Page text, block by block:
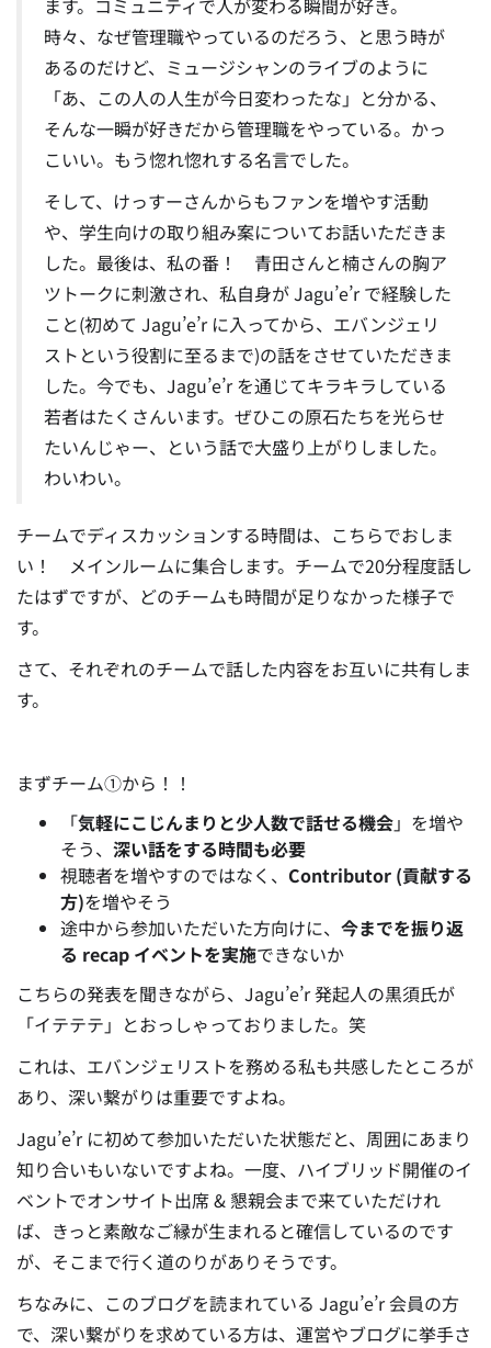
時々、なぜ管理職やっているのだろう、と思う時が
あるのだけど、ミュージシャンのライブのように
「あ、この人の人生が今日変わったな」と分かる、
そんな一瞬が好きだから管理職をやっている。かっ
こいい。もう惚れ惚れする名言でした。
そして、けっすーさんからもファンを増やす活動
や、学生向けの取り組み案についてお話いただきま
した。 最後は、私の番！ 青田さんと楠さんの胸ア
ツトークに刺激され、私自身が Jagu’e’r で経験した
こと(初めて Jagu’e’r に入ってから、エバンジェリ
ストという役割に至るまで)の話をさせていただきま
した。今でも、Jagu’e’r を通じてキラキラしている
若者はたくさんいます。ぜひこの原石たちを光らせ
たいんじゃー、という話で大盛り上がりしました。
わいわい。
チームでディスカッションする時間は、こちらでおしま
い！ メインルームに集合します。 チームで20分程度話し
たはずですが、どのチームも時間が足りなかった様子で
す。
さて、それぞれのチームで話した内容をお互いに共有しま
す。
まずチーム①から！！
「気軽にこじんまりと少人数で話せる機会」を増や
そう、 深い話をする時間も必要
視聴者を増やすのではなく、 Contributor (貢献する
方)を増やそう
途中から参加いただいた方向けに、 今までを振り返
る recap イベントを実施できないか
こちらの発表を聞きながら、Jagu’e’r 発起人の黒須氏が
「イテテテ」とおっしゃっておりました。笑
これは、エバンジェリストを務める私も共感したところが
あり、深い繋がりは重要ですよね。
Jagu’e’r に初めて参加いただいた状態だと、周囲にあまり
知り合いもいないですよね。 一度、ハイブリッド開催のイ
ベントでオンサイト出席 & 懇親会まで来ていただけれ
ば、きっと素敵なご縁が生まれると確信しているのです
が、そこまで行く道のりがありそうです。
ちなみに、このブログを読まれている Jagu’e’r 会員の方
で、深い繋がりを求めている方は、運営やブログに挙手さ